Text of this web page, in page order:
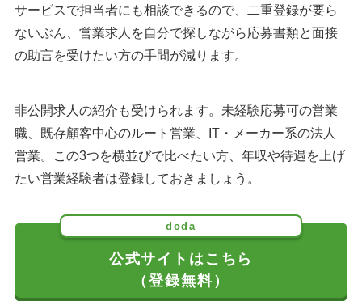
サービスで担当者にも相談できるので、二重登録が要ら
ないぶん、営業求人を自分で探しながら応募書類と面接
の助言を受けたい方の手間が減ります。
非公開求人の紹介も受けられます。未経験応募可の営業
職、既存顧客中心のルート営業、IT・メーカー系の法人
営業。この3つを横並びで比べたい方、年収や待遇を上げ
たい営業経験者は登録しておきましょう。
doda
公式サイトはこちら
（登録無料）